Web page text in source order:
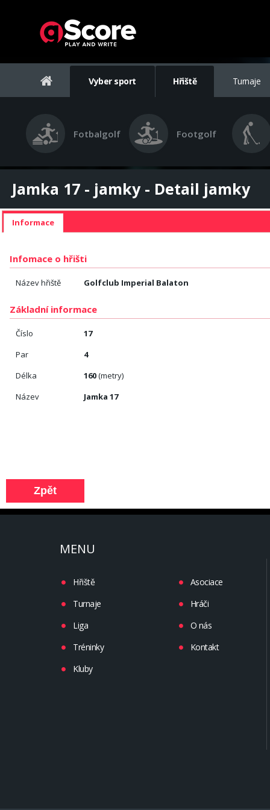
Vyber sport Hřiště Turnaje
Fotbalgolf Footgolf
Jamka 17 - jamky - Detail jamky
Informace
Infomace o hřišti
Název hřiště Golfclub Imperial Balaton
Základní informace
Číslo
17
Par
4
Délka
160(metry)
Název
Jamka 17
MENU
Hřiště
Turnaje
Liga
Tréninky
Kluby
Asociace
Hráči
O nás
Kontakt